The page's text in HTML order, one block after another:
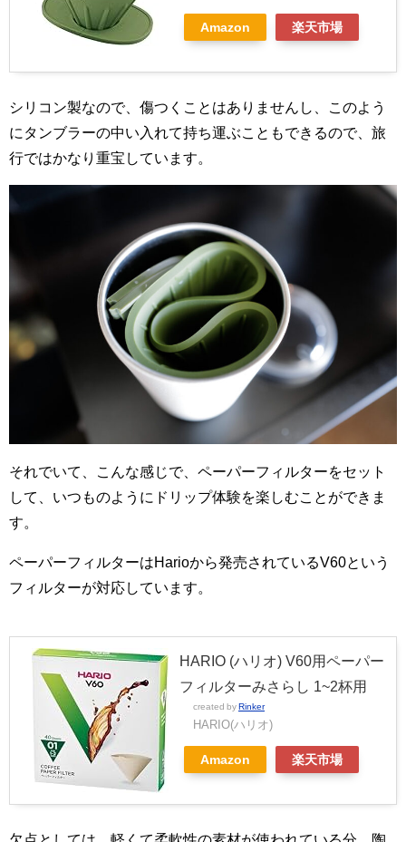
Amazon 楽天市場
シリコン製なので、傷つくことはありませんし、このよう
にタンブラーの中い入れて持ち運ぶこともできるので、旅
行ではかなり重宝しています。
それでいて、こんな感じで、ペーパーフィルターをセット
して、いつものようにドリップ体験を楽しむことができま
す。
ペーパーフィルターはHarioから発売されているV60という
フィルターが対応しています。
HARIO (ハリオ) V60用ペーパー
フィルターみさらし 1~2杯用
created by Rinker
HARIO(ハリオ)
Amazon 楽天市場